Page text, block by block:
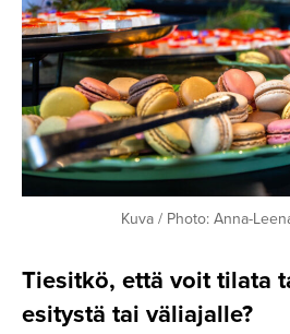
Kuva / Photo: Anna-
Tiesitkö, että voit tilata
esitystä tai väliajalle?